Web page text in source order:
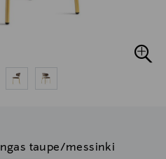
taupe/messinki